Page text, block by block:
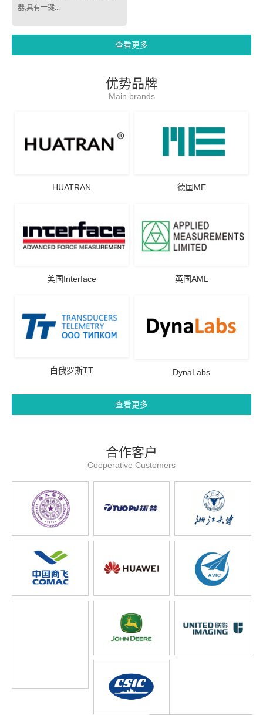
器,具有一键...
查看更多
优势品牌
Main brands
HUATRAN 德国ME
美国Interface 英国AML
白俄罗斯TT DynaLabs
查看更多
合作客户
Cooperative Customers